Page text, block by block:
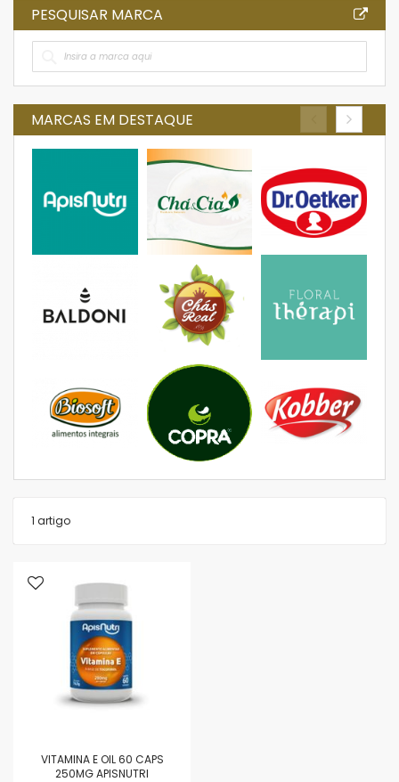
1 artigo
VITAMINA E OIL 60 CAPS
250MG APISNUTRI
PESQUISAR MARCA
MARCAS EM DESTAQUE